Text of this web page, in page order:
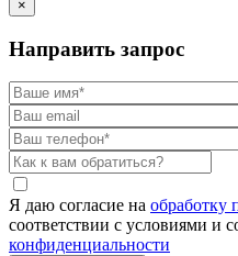
×
Направить запрос
Я даю согласие на обработку
соответствии с условиями и
конфиденциальности